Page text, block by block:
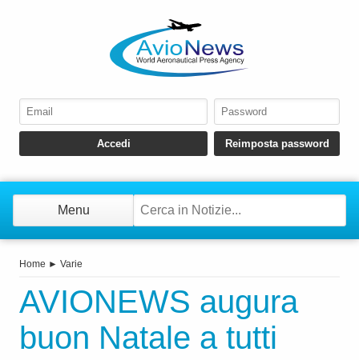
Menu
Home ► Varie
AVIONEWS augura
buon Natale a tutti